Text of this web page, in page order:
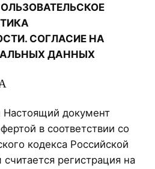
СОГЛАСИЕ НА
ДАННЫХ
Настоящий документ
в соответствии со
кодекса Российской
регистрация на